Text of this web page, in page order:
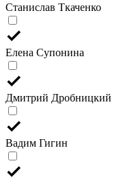
Станислав Ткаченко
Елена Супонина
Дмитрий Дробницкий
Вадим Гигин